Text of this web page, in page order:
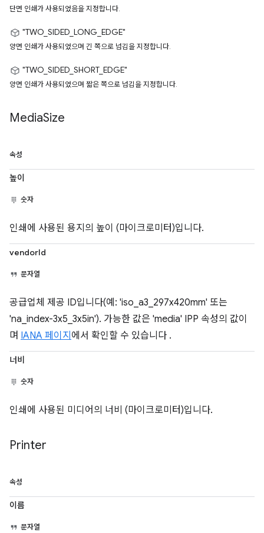
단면 인쇄가 사용되었음을 지정합니다.
"TWO_SIDED_LONG_EDGE"
양면 인쇄가 사용되었으며 긴 쪽으로 넘김을 지정합니다.
"TWO_SIDED_SHORT_EDGE"
양면 인쇄가 사용되었으며 짧은 쪽으로 넘김을 지정합니다.
MediaSize
속성
높이
숫자
인쇄에 사용된 용지의 높이 (마이크로미터)입니다.
vendorId
문자열
공급업체 제공 ID입니다(예: 'iso_a3_297x420mm' 또는
'na_index-3x5_3x5in'). 가능한 값은 'media' IPP 속성의 값이
며 IANA 페이지 에서 확인할 수 있습니다 .
너비
숫자
인쇄에 사용된 미디어의 너비 (마이크로미터)입니다.
Printer
속성
이름
문자열